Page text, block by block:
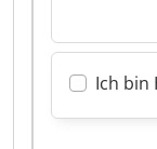
Ich bin